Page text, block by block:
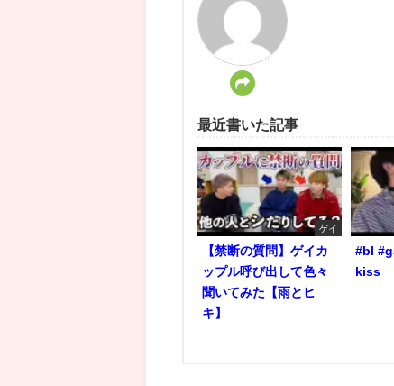
最近書いた記事
ゲイ
【禁断の質問】ゲイカ
ップル呼び出して色々
聞いてみた【雨とヒ
キ】
#bl
kiss